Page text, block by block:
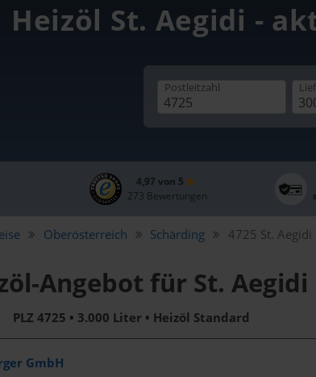
Heizöl St. Aegidi -
Postleitzahl
4,97 von 5
273 Bewertungen
Oberösterreich Schärding 4725 St. Aegidi
Angebot für St. Aegidi
PLZ 4725 • 3.000 Liter • Heizöl Standard
GmbH